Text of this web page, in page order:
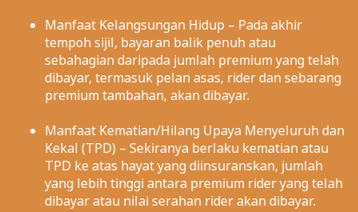
Manfaat Kelangsungan Hidup – Pada akhir
tempoh sijil, bayaran balik penuh atau
sebahagian daripada jumlah premium yang telah
dibayar, termasuk pelan asas, rider dan sebarang
premium tambahan, akan dibayar.
Manfaat Kematian/Hilang Upaya Menyeluruh dan
Kekal (TPD) – Sekiranya berlaku kematian atau
TPD ke atas hayat yang diinsuranskan, jumlah
yang lebih tinggi antara premium rider yang telah
dibayar atau nilai serahan rider akan dibayar.